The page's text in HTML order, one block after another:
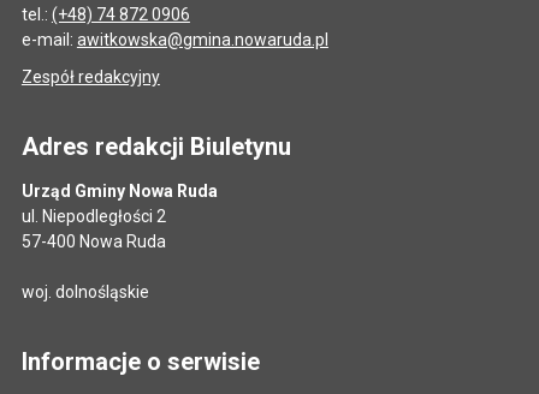
tel.: (+48) 74 872 0906
e-mail: awitkowska@gmina.nowaruda.pl
Zespół redakcyjny
Adres redakcji Biuletynu
Urząd Gminy Nowa Ruda
ul. Niepodległości 2
57-400 Nowa Ruda
woj. dolnośląskie
Informacje o serwisie